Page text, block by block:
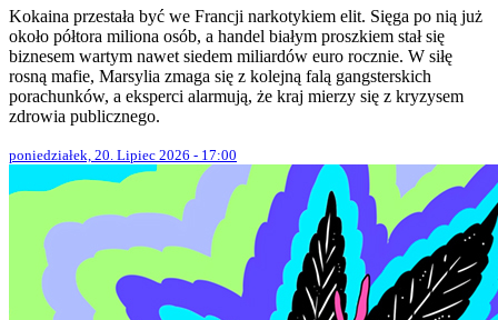
Kokaina przestała być we Francji narkotykiem elit. Sięga po nią już
około półtora miliona osób, a handel białym proszkiem stał się
biznesem wartym nawet siedem miliardów euro rocznie. W siłę
rosną mafie, Marsylia zmaga się z kolejną falą gangsterskich
porachunków, a eksperci alarmują, że kraj mierzy się z kryzysem
zdrowia publicznego.
poniedziałek, 20. Lipiec 2026 - 17:00